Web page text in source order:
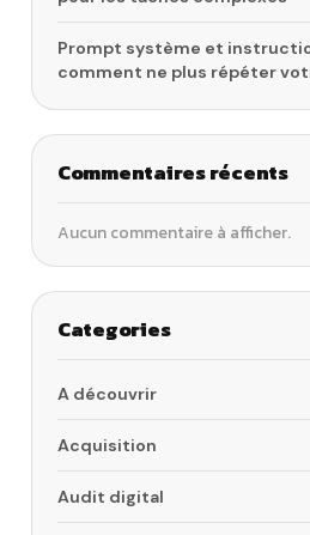
Prompt système et
comment ne plus répéter
Commentaires récents
Aucun commentaire à afficher.
Categories
A découvrir
Acquisition
Audit digital